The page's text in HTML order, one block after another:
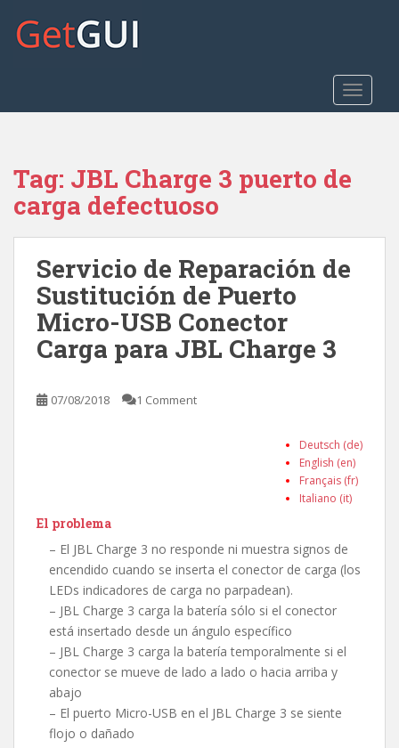
o
Tag: JBL Charge 3 puerto de
carga defectuoso
Servicio de Reparación de
Sustitución de Puerto
Micro-USB Conector
Carga para JBL Charge 3
07/08/2018 1 Comment
Deutsch (de)
English (en)
Français (fr)
Italiano (it)
El problema
– El JBL Charge 3 no responde ni muestra signos de
encendido cuando se inserta el conector de carga (los
LEDs indicadores de carga no parpadean).
– JBL Charge 3 carga la batería sólo si el conector
está insertado desde un ángulo específico
– JBL Charge 3 carga la batería temporalmente si el
conector se mueve de lado a lado o hacia arriba y
abajo
– El puerto Micro-USB en el JBL Charge 3 se siente
flojo o dañado